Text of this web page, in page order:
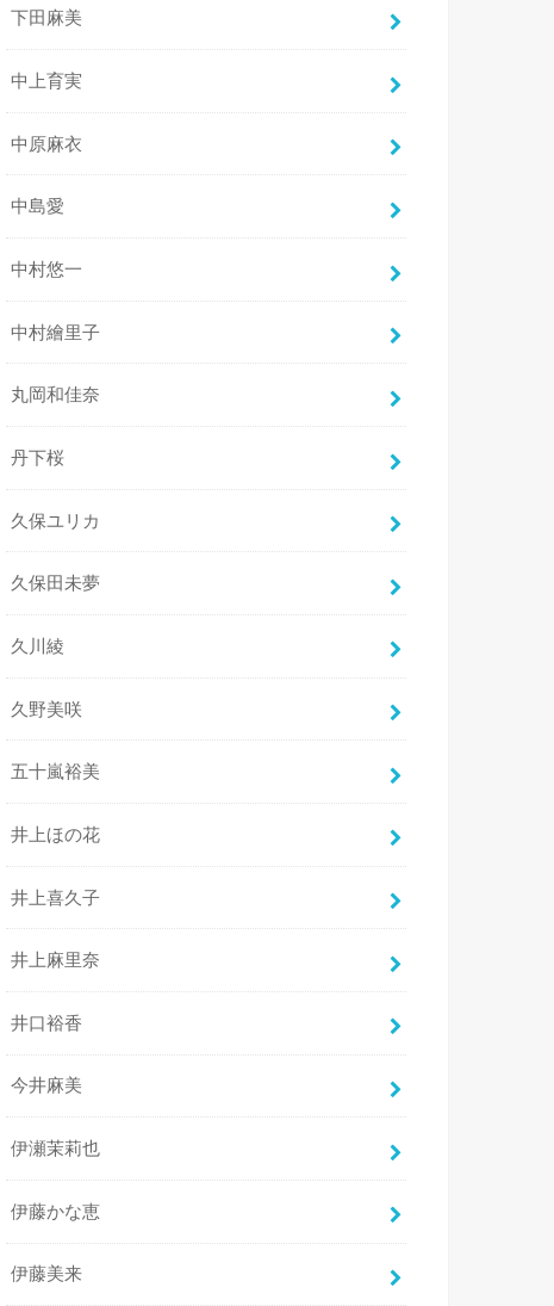
下田麻美
中上育実
中原麻衣
中島愛
中村悠一
中村繪里子
丸岡和佳奈
丹下桜
久保ユリカ
久保田未夢
久川綾
久野美咲
五十嵐裕美
井上ほの花
井上喜久子
井上麻里奈
井口裕香
今井麻美
伊瀬茉莉也
伊藤かな恵
伊藤美来